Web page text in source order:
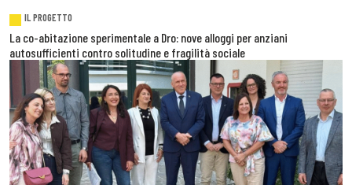
IL PROGETTO
La co-abitazione sperimentale a Dro: nove alloggi per anziani
autosufficienti contro solitudine e fragilità sociale